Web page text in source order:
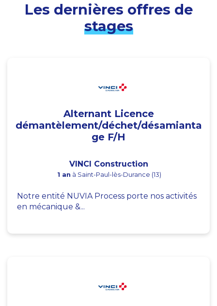
Les dernières offres de
stages
Alternant Licence
démantèlement/déchet/désamianta
ge F/H
VINCI Construction
1 an à Saint-Paul-lès-Durance (13)
Notre entité NUVIA Process porte nos activités
en mécanique &...